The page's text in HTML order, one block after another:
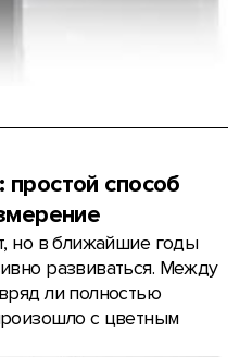
способ
но в ближайшие годы
развиваться. Между
ли полностью
с цветным